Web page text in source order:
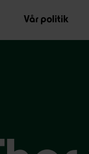
Vår politik